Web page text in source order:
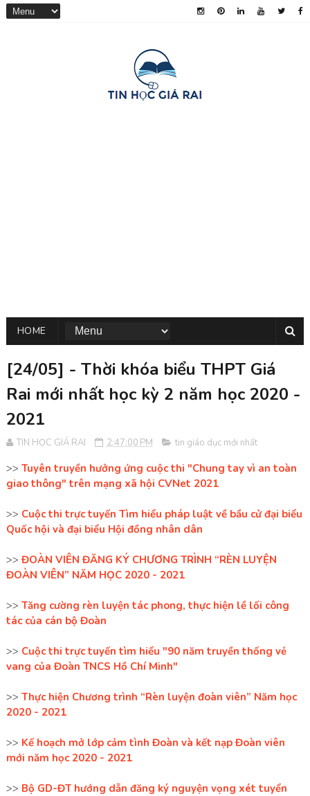
HOME
[24/05] - Thời khóa biểu THPT Giá
Rai mới nhất học kỳ 2 năm học 2020 -
2021
TIN HỌC GIÁ RAI 2:47:00 PM tin giáo dục mới nhất
>> Tuyên truyền hưởng ứng cuộc thi "Chung tay vì an toàn
giao thông" trên mạng xã hội CVNet 2021
>> Cuộc thi trực tuyến Tìm hiểu pháp luật về bầu cử đại biểu
Quốc hội và đại biểu Hội đồng nhân dân
>>ĐOÀN VIÊN ĐĂNG KÝ CHƯƠNG TRÌNH “RÈN LUYỆN
ĐOÀN VIÊN” NĂM HỌC 2020 - 2021
>> Tăng cường rèn luyện tác phong, thực hiện lề lối công
tác của cán bộ Đoàn
>> Cuộc thi trực tuyến tìm hiểu "90 năm truyền thống vẻ
vang của Đoàn TNCS Hồ Chí Minh"
>> Thực hiện Chương trình “Rèn luyện đoàn viên” Năm học
2020 - 2021
>> Kế hoạch mở lớp cảm tình Đoàn và kết nạp Đoàn viên
mới năm học 2020 - 2021
>> Bộ GD-ĐT hướng dẫn đăng ký nguyện vọng xét tuyển